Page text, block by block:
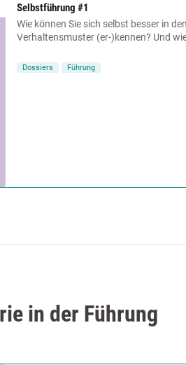
Selbstführung #1
Wie können Sie sich selbst besser in
Verhaltensmuster (er-)kennen? Und
Dossiers Führung
in der Führung